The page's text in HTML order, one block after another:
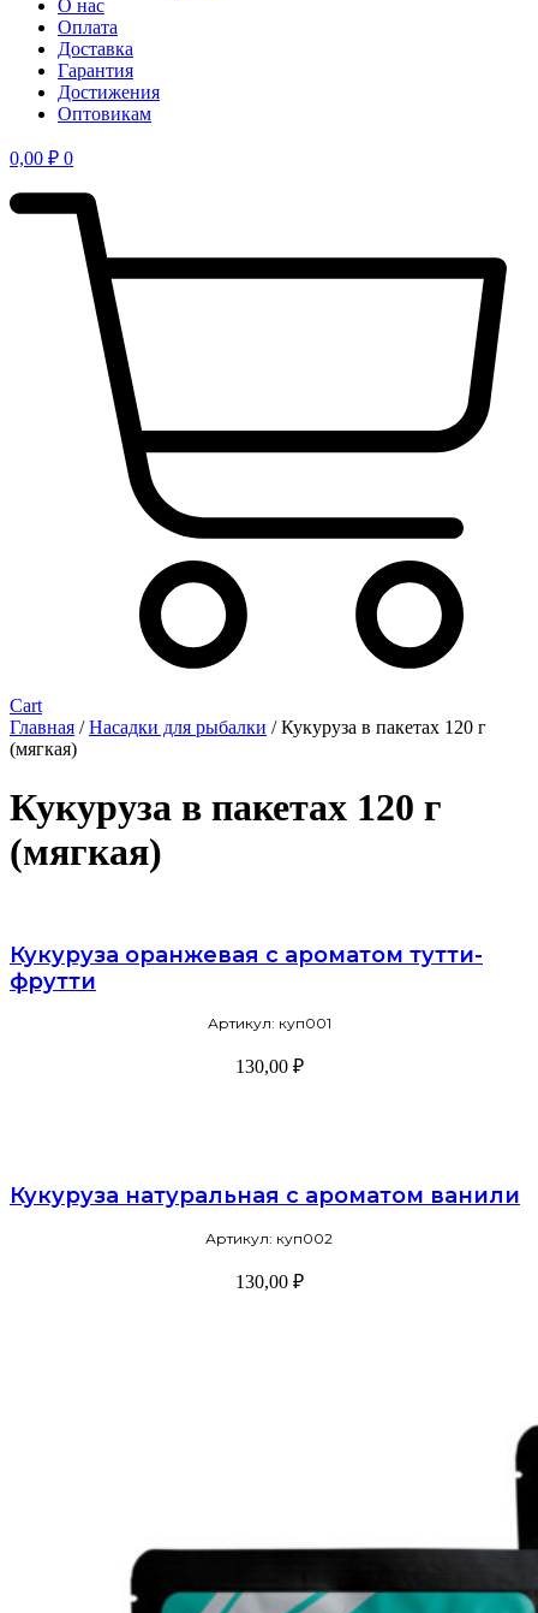
О нас
Оплата
Доставка
Гарантия
Достижения
Оптовикам
0,00 ₽ 0
Cart
Главная /Насадки для рыбалки / Кукуруза в пакетах 120 г
(мягкая)
Кукуруза в пакетах 120 г
(мягкая)
Кукуруза оранжевая с ароматом тутти-
фрутти
Артикул: куп001
130,00 ₽
Кукуруза натуральная с ароматом ванили
Артикул: куп002
130,00 ₽